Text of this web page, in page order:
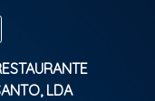
LDA